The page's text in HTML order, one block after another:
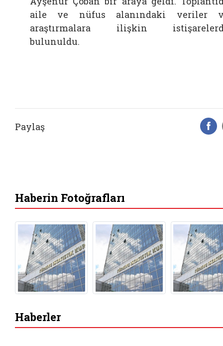
aile ve nüfus alanındaki veriler
araştırmalara ilişkin
bulunuldu.
Paylaş
Haberin Fotoğrafları
Haberler